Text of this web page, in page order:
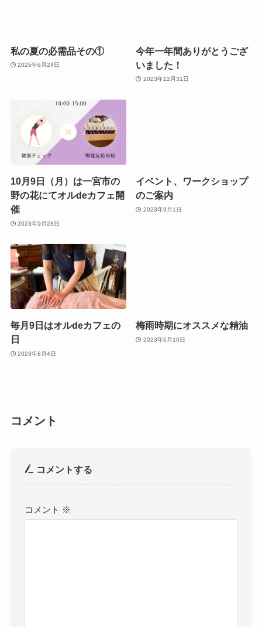
私の夏の必需品その①
2025年6月24日
今年一年間ありがとうござ
いました！
2023年12月31日
10月9日（月）は一宮市の
野の花にてオルdeカフェ開
催
2023年9月28日
イベント、ワークショップ
のご案内
2023年9月1日
毎月9日はオルdeカフェの
日
2023年8月4日
梅雨時期にオススメな精油
2023年6月10日
コメント
コメントする
コメント ※